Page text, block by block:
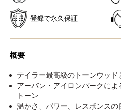
登録で永久保証
概要
テイラー最高級のトーンウッド
アーバン・アイロンバークに
トーン
温かさ、パワー、レスポンスの